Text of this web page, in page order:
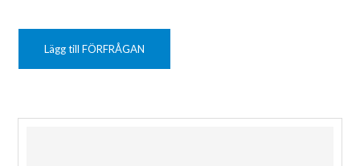
Lägg till FÖRFRÅGAN